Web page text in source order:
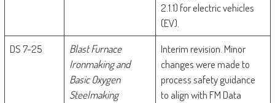
2.1.1) for electric vehicles
(EV).
DS 7-25
Blast Furnace
Ironmaking and
Basic Oxygen
Steelmaking
Interim revision. Minor
changes were made to
process safety guidance
to align with FM Data